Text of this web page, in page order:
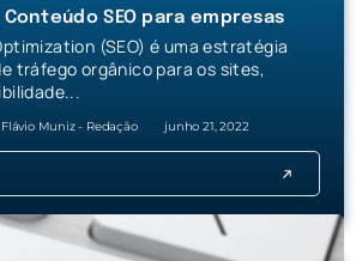
SEO para empresas
(SEO) é uma estratégia
tráfego orgânico para os sites,
Flávio Muniz - Redação junho 21, 2022